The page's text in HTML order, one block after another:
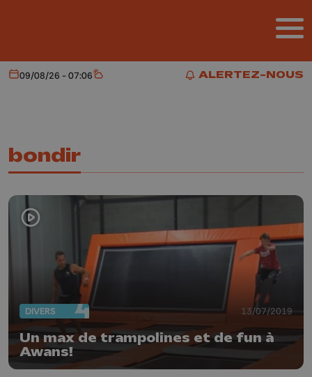
ALERTEZ-NOUS
ALERTEZ-NOUS
Aujourd'hui
09/08/26 - 07:06 Météo
bondir
DIVERS 13/07/2019
Un max de trampolines et de fun à
Awans!